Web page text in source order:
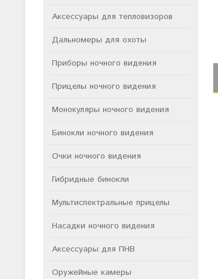
Аксессуары для тепловизоров
Дальномеры для охоты
Приборы ночного видения
Прицелы ночного видения
Монокуляры ночного видения
Бинокли ночного видения
Очки ночного видения
Гибридные бинокли
Мультиспектральные прицелы
Насадки ночного видения
Аксессуары для ПНВ
Оружейные камеры